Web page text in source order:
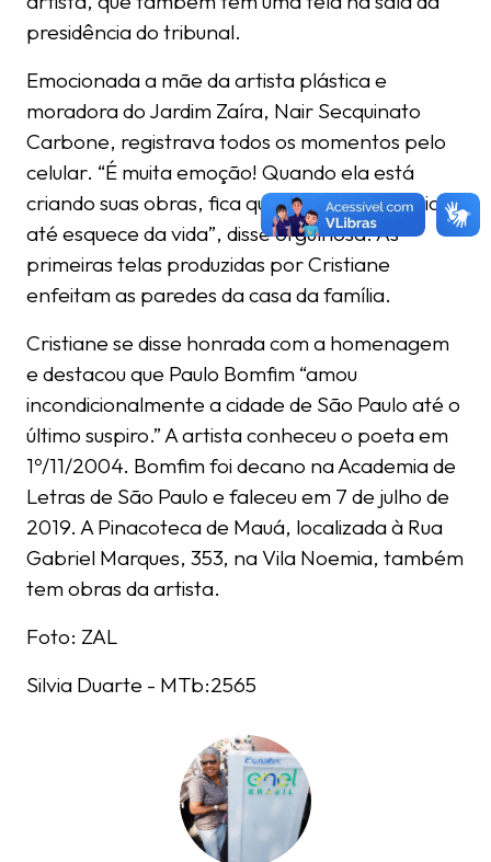
presidência do tribunal.
Emocionada a mãe da artista plástica e
moradora do Jardim Zaíra, Nair Secquinato
Carbone, registrava todos os momentos pelo
celular. “É muita emoção! Quando ela está
criando suas obras, fica quietinha, em silêncio, e
até esquece da vida”, disse orgulhosa. As
primeiras telas produzidas por Cristiane
enfeitam as paredes da casa da família.
Cristiane se disse honrada com a homenagem
e destacou que Paulo Bomfim “amou
incondicionalmente a cidade de São Paulo até o
último suspiro.” A artista conheceu o poeta em
1º/11/2004. Bomfim foi decano na Academia de
Letras de São Paulo e faleceu em 7 de julho de
2019. A Pinacoteca de Mauá, localizada à Rua
Gabriel Marques, 353, na Vila Noemia, também
tem obras da artista.
Foto: ZAL
Silvia Duarte - MTb:2565